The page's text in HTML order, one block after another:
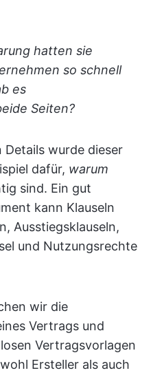
hatten sie
so schnell
es
Seiten?
wurde dieser
dafür, warum
sind. Ein gut
kann Klauseln
Ausstiegsklauseln,
und Nutzungsrechte
wir die
Vertrags und
Vertragsvorlagen
Ersteller als auch